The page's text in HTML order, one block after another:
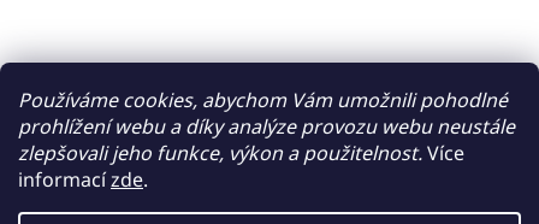
Používáme cookies, abychom Vám umožnili pohodlné
prohlížení webu a díky analýze provozu webu neustále
zlepšovali jeho funkce, výkon a použitelnost.Více
informacízde.